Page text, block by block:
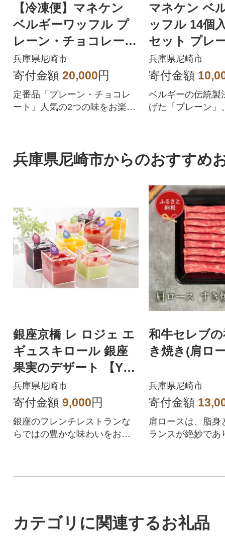
【冷凍便】マネケン
ベルギーワッフル プ
レーン・チョコレート
セット30個入り(TFRB
-PCh30)
兵庫県尼崎市
寄付金額 20,000円
定番品「プレーン・チョコレ
ート」人気の2つの味をお楽し
マネケン ベ
ッフル 14個
セット プレ
ア いちご
兵庫県尼崎市
寄付金額
ベルギーの伝統製
げた「プレーン」
兵庫県尼崎市からのおすすめ
銀座京橋 レ ロジェ エ
ギュスキロール 銀座
果実のデザート 【YF-
GF】
兵庫県尼崎市
寄付金額 9,000円
銀座のフレンチレストランな
らではの豊かな味わいをお楽
和牛セレブ
き焼き(肩ロ
兵庫県尼崎市
寄付金額
肩ロースは、脂身
ランスが絶妙であ
カテゴリに関連するお礼品